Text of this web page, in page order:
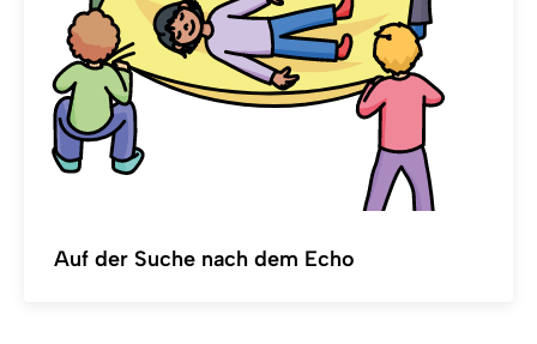
Auf der Suche nach dem Echo